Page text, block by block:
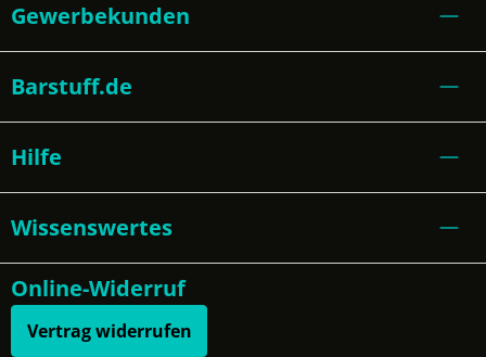
Gewerbekunden
Barstuff.de
Hilfe
Wissenswertes
Online-Widerruf
Vertrag widerrufen